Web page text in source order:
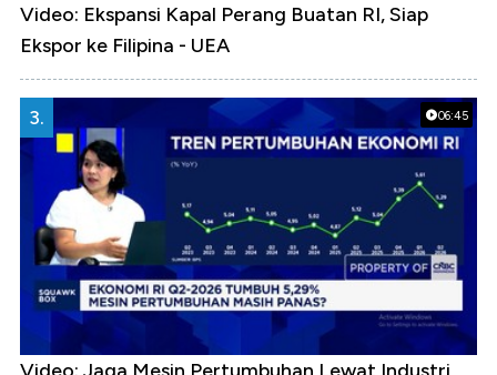
Video: Ekspansi Kapal Perang Buatan RI, Siap
Ekspor ke Filipina - UEA
06:45
3.